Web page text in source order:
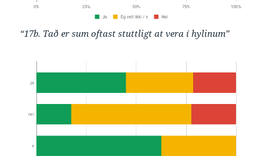
“17b. Tað er sum oftast stuttligt at vera í hylinum”